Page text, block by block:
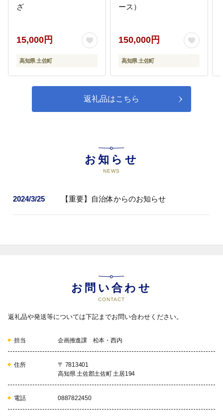
ざ
15,000円
高知県 土佐町
ース）
150,000円
高知県 土佐町
返礼品はこちら
お知らせ
NEWS
2024/3/25 【重要】自治体からのお知らせ
お問い合わせ
CONTACT
返礼品や発送等については下記までお問い合わせください。
担当 企画推進課 松本・西内
住所
〒 7813401
高知県 土佐郡土佐町 土居194
電話 0887822450